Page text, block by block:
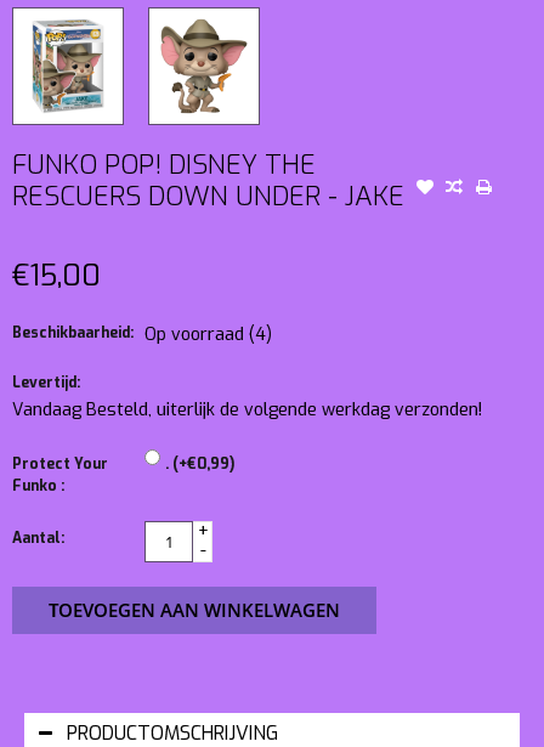
FUNKO POP! DISNEY THE
RESCUERS DOWN UNDER - JAKE
€15,00
Beschikbaarheid: Op voorraad (4)
Levertijd:
Vandaag Besteld, uiterlijk de volgende werkdag verzonden!
Protect Your
Funko :
. (+€0,99)
Aantal:
+
-
TOEVOEGEN AAN WINKELWAGEN
PRODUCTOMSCHRIJVING